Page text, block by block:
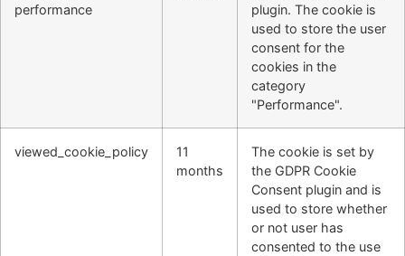
performance
plugin. The cookie is
used to store the user
consent for the
cookies in the
category
"Performance".
viewed_cookie_policy
11
months
The cookie is set by
the GDPR Cookie
Consent plugin and is
used to store whether
or not user has
consented to the use